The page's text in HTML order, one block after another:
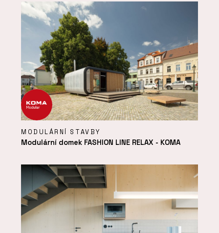
MODULÁRNÍ STAVBY
Modulární domek FASHION LINE RELAX - KOMA